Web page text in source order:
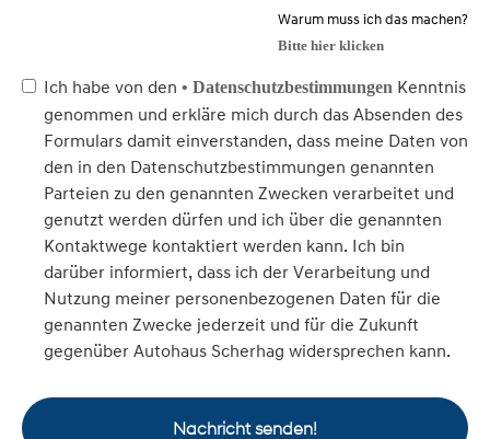
Warum muss ich das machen?
Bitte hier klicken
Ich habe von den • Datenschutzbestimmungen Kenntnis
genommen und erkläre mich durch das Absenden des
Formulars damit einverstanden, dass meine Daten von
den in den Datenschutzbestimmungen genannten
Parteien zu den genannten Zwecken verarbeitet und
genutzt werden dürfen und ich über die genannten
Kontaktwege kontaktiert werden kann. Ich bin
darüber informiert, dass ich der Verarbeitung und
Nutzung meiner personenbezogenen Daten für die
genannten Zwecke jederzeit und für die Zukunft
gegenüber Autohaus Scherhag widersprechen kann.
Nachricht senden!